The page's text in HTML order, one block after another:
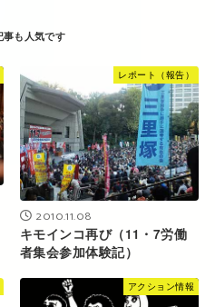
レポート（報告）
2010.11.08
キモインコ再び（11・7労働
者集会参加体験記）
アクション情報